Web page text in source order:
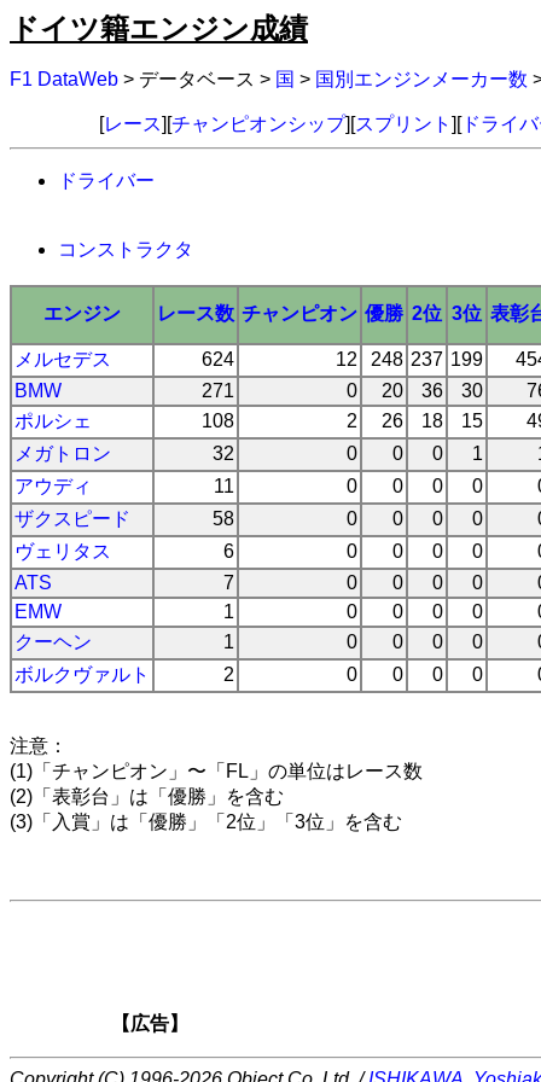
ドイツ籍エンジン成績
F1 DataWeb > データベース > 国 > 国別エンジンメーカー数
[レース][チャンピオンシップ][スプリント ][ドライ
ドライバー
コンストラクタ
エンジン レース数 チャンピオン 優勝 2位 3位 表彰
メルセデス 624 12 248 237 199
BMW
271 0 20 36 30
ポルシェ
108 2 26 18 15
メガトロン
32 0 0 0 1
アウディ
11 0 0 0 0
ザクスピード
58 0 0 0 0
ヴェリタス
6 0 0 0 0
ATS
7 0 0 0 0
EMW
1 0 0 0 0
クーヘン
1 0 0 0 0
ボルクヴァルト
2 0 0 0 0
注意：
(1)「チャンピオン」〜「FL」の単位はレース数
(2)「表彰台」は「優勝」を含む
(3)「入賞」は「優勝」「2位」「3位」を含む
【広告】